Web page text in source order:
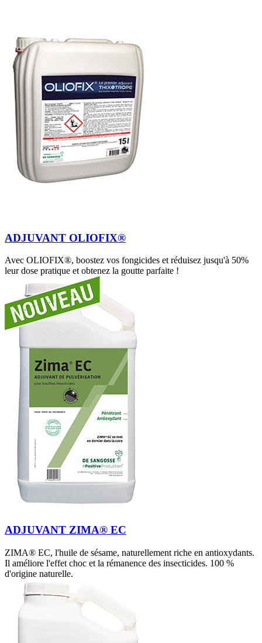
ADJUVANT OLIOFIX®
Avec OLIOFIX®, boostez vos fongicides et réduisez jusqu'à 50%
leur dose pratique et obtenez la goutte parfaite !
ADJUVANT ZIMA® EC
ZIMA® EC, l'huile de sésame, naturellement riche en antioxydants.
Il améliore l'effet choc et la rémanence des insecticides. 100 %
d'origine naturelle.